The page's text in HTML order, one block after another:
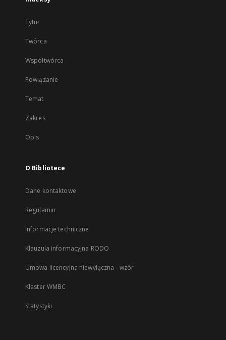
Tytuł
Twórca
Współtwórca
Powiązanie
Temat
Zakres
Opis
O Bibliotece
Dane kontaktowe
Regulamin
Informacje techniczne
Klauzula informacyjna RODO
Umowa licencyjna niewyłączna - wzór
Klaster WMBC
Statystyki